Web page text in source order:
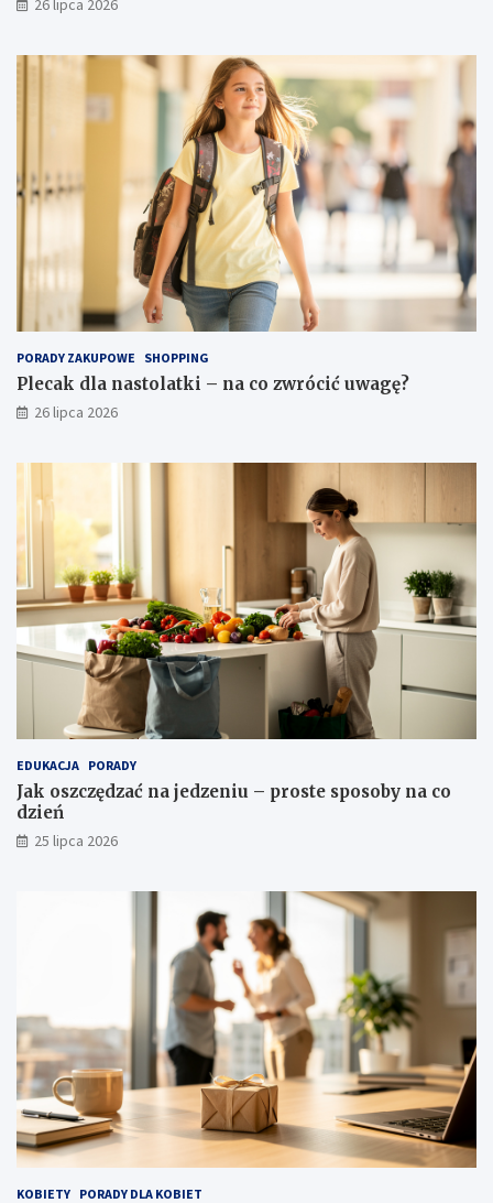
26 lipca 2026
PORADY ZAKUPOWE SHOPPING
Plecak dla nastolatki – na co zwrócić uwagę?
26 lipca 2026
EDUKACJA PORADY
Jak oszczędzać na jedzeniu – proste sposoby na co
dzień
25 lipca 2026
KOBIETY PORADY DLA KOBIET